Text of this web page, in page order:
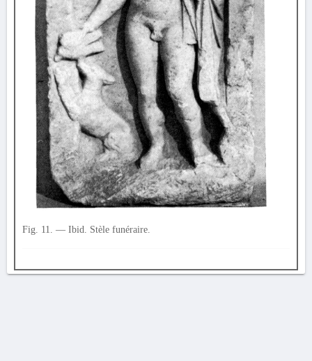
Fig. 11. — Ibid. Stèle funéraire.